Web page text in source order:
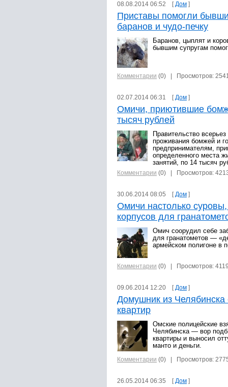
08.08.2014 06:52 [ Дом ]
Приставы помогли
баранов и чудо-печку
Баранов, цыплят и
бывшим супругам
Комментарии (0) | Просмотров:
02.07.2014 06:31 [ Дом ]
Омичи, приютившие
тысяч рублей
Правительство
проживания бомжей и
предпринимателям,
определенного места
занятий, по 14 тысяч
Комментарии (0) | Просмотров:
30.06.2014 08:05 [ Дом ]
Омичи настолько
корпусов для
Омич соорудил себе
для гранатометов —
армейском полигоне в
Комментарии (0) | Просмотров:
09.06.2014 12:20 [ Дом ]
Домушник из Челябинска
квартир
Омские полицейские
Челябинска — вор
квартиры и выносил
манто и деньги.
Комментарии (0) | Просмотров:
26.05.2014 06:35 [ Дом ]